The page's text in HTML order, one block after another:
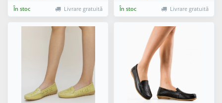
În stoc Livrare gratuită În stoc Livrare gratuită